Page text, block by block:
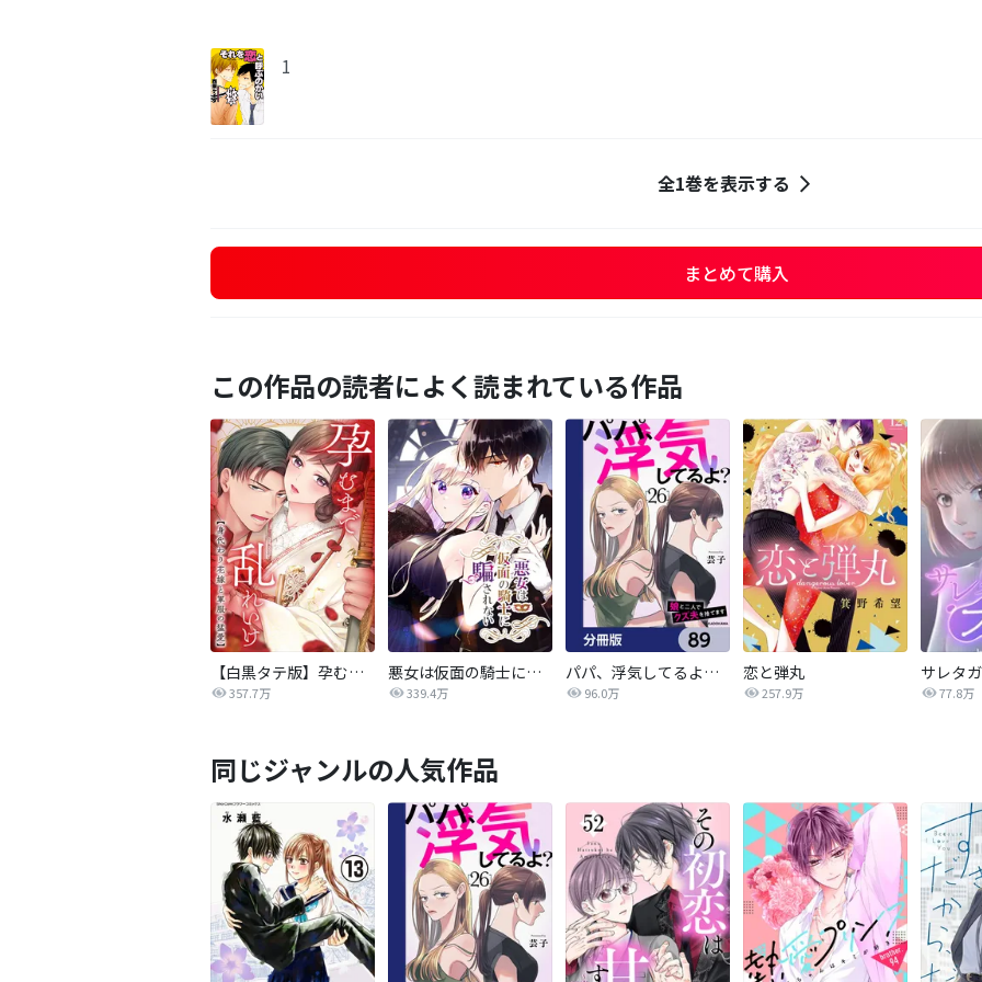
1
全1巻を表示する
まとめて購入
この作品の読者によく読まれている作品
【白黒タテ版】孕むまで乱れいけ～身代わり花嫁と軍服の猛愛
357.7万
悪女は仮面の騎士に騙されない
339.4万
パパ、浮気してるよ？娘と二人でクズ夫を捨てます【分冊版】
96.0万
恋と弾丸
257.9万 77.8万
同じジャンルの人気作品